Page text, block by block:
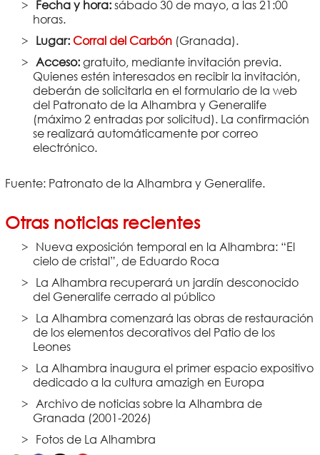
Fecha y hora:sábado 30 de mayo, a las 21:00
horas.
Lugar:Corral del Carbón (Granada).
Acceso:gratuito, mediante invitación previa.
Quienes estén interesados en recibir la invitación,
deberán de solicitarla en el formulario de la web
del Patronato de la Alhambra y Generalife
(máximo 2 entradas por solicitud). La confirmación
se realizará automáticamente por correo
electrónico.
Fuente: Patronato de la Alhambra y Generalife.
Otras noticias recientes
Nueva exposición temporal en la Alhambra: “El
cielo de cristal”, de Eduardo Roca
La Alhambra recuperará un jardín desconocido
del Generalife cerrado al público
La Alhambra comenzará las obras de restauración
de los elementos decorativos del Patio de los
Leones
La Alhambra inaugura el primer espacio expositivo
dedicado a la cultura amazigh en Europa
Archivo de noticias sobre la Alhambra de
Granada (2001-2026)
Fotos de La Alhambra